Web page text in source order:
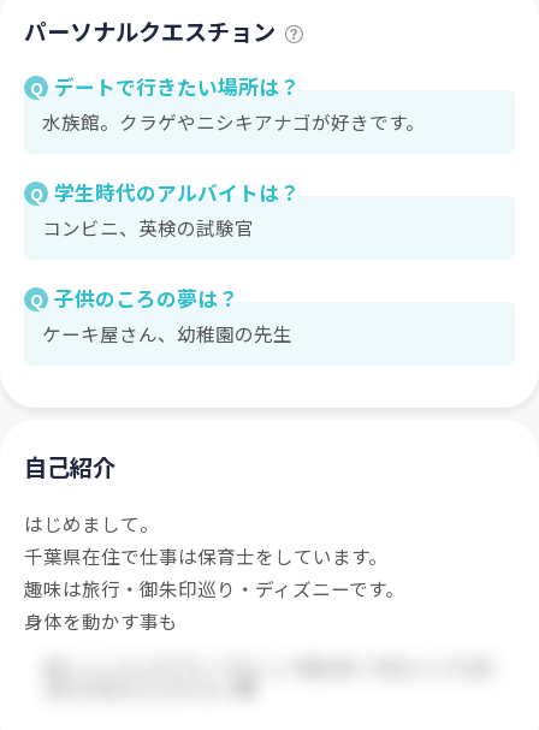
パーソナルクエスチョン
Q デートで行きたい場所は？
水族館。クラゲやニシキアナゴが好きです。
Q 学生時代のアルバイトは？
コンビニ、英検の試験官
Q 子供のころの夢は？
ケーキ屋さん、幼稚園の先生
自己紹介
はじめまして。
千葉県在住で仕事は保育士をしています。
趣味は旅行・御朱印巡り・ディズニーです。
身体を動かす事も